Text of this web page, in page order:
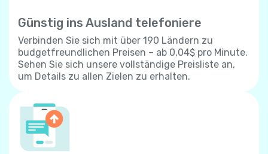
Günstig ins Ausland telefoniere
Verbinden Sie sich mit über 190 Ländern zu
budgetfreundlichen Preisen – ab 0,04$ pro Minute.
Sehen Sie sich unsere vollständige Preisliste an,
um Details zu allen Zielen zu erhalten.